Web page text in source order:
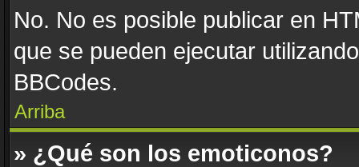
No. No es posible publicar en
que se pueden ejecutar
BBCodes.
Arriba
» ¿Qué son los emoticonos?